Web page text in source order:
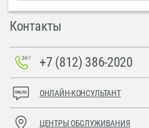
Контакты
+7 (812) 386-2020
ОНЛАЙН-КОНСУЛЬТАНТ
ЦЕНТРЫ ОБСЛУЖИВАНИЯ